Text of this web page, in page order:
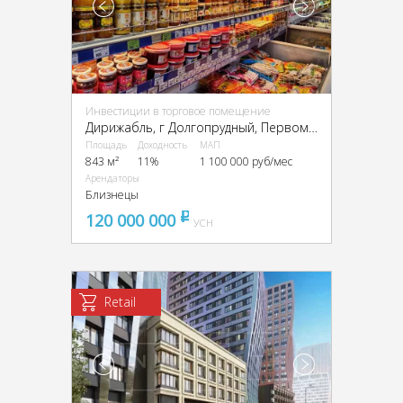
Инвестиции в торговое помещение
Дирижабль, г Долгопрудный, Первомайская ул., 3А
Площадь
843 м²
Доходность
11%
МАП
1 100 000 руб/мес
Арендаторы
Близнецы
120 000 000 pуб
УСН
Retail